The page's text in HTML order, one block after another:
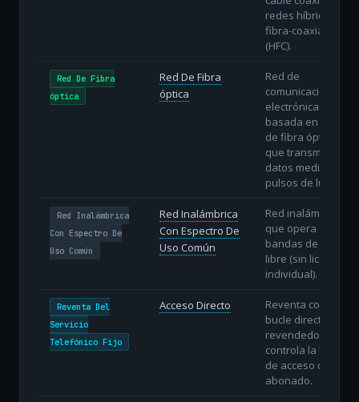
redes híbridas
fibra-coaxial
(HFC).
Red De Fibra
óptica
Red De Fibra
óptica
Red de
comunicaciones
electrónicas
basada en hilos
de fibra óptica
que transmiten
datos mediante
pulsos de luz.
Red Inalámbrica
Con Espectro De
Uso Común
Red Inalámbrica
Con Espectro De
Uso Común
Red inalámbrica
que opera en
bandas de uso
libre (sin licencia
individual).
Reventa Del
Servicio
Telefónico Fijo
Acceso Directo
Reventa con
bucle directo: el
revendedor
controla la línea
de acceso del
abonado.